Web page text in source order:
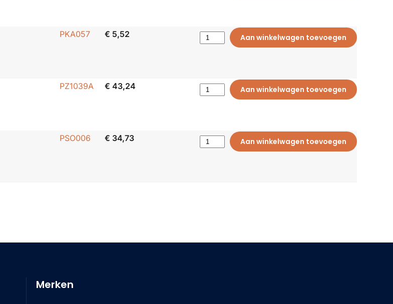
PKA057 € 5,52 Aan winkelwagen toevoegen
PZ1039A € 43,24 Aan winkelwagen toevoegen
PSO006 € 34,73 Aan winkelwagen toevoegen
Merken